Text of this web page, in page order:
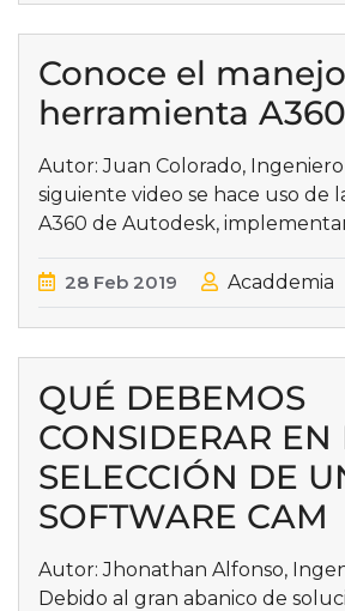
Conoce el
herramienta A360
Autor: Juan Colorado, Ingeniero
siguiente video se hace uso de
A360 de Autodesk,
28 Feb 2019 Acaddemia
QUÉ DEBEMOS
CONSIDERAR EN
SELECCIÓN DE
SOFTWARE CAM
Autor: Jhonathan Alfonso,
Debido al gran abanico de